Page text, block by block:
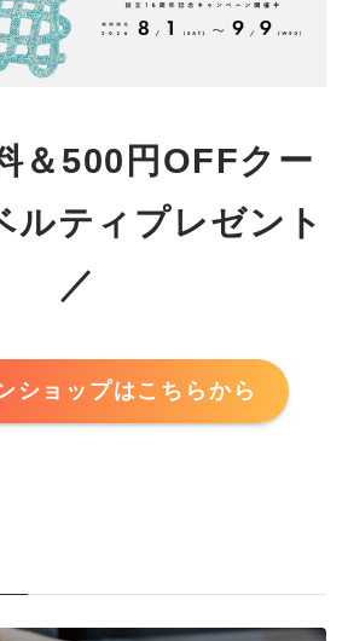
＆500円OFFクー
ルティプレゼント
／
ショップはこちらから